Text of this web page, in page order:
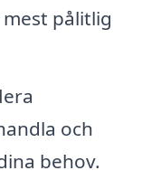
pålitlig
och
behov.